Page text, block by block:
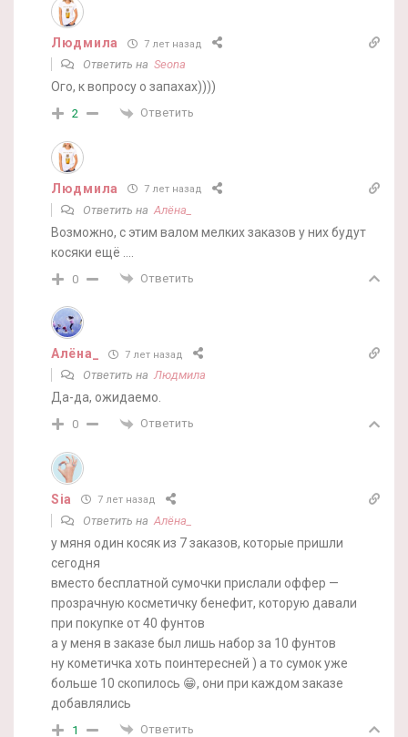
Людмила 7 лет назад
Ответить на Seona
Ого, к вопросу о запахах))))
2 Ответить
Людмила 7 лет назад
Ответить на Алёна_
Возможно, с этим валом мелких заказов у них будут
косяки ещё ….
0 Ответить
Алёна_ 7 лет назад
Ответить наЛюдмила
Да-да, ожидаемо.
0 Ответить
Sia 7 лет назад
Ответить на Алёна_
у мяня один косяк из 7 заказов, которые пришли
сегодня
вместо бесплатной сумочки прислали оффер —
прозрачную косметичку бенефит, которую давали
при покупке от 40 фунтов
а у меня в заказе был лишь набор за 10 фунтов
ну кометичка хоть поинтересней ) а то сумок уже
больше 10 скопилось 😁, они при каждом заказе
добавлялись
1 Ответить